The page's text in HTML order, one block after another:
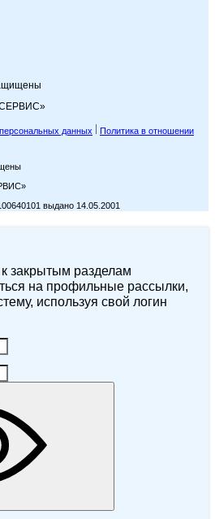
данных
Политика в отношении
выдано 14.05.2001
закрытым разделам
на профильные рассылки,
используя свой логин